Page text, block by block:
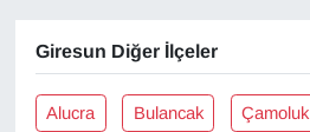
Giresun Diğer İlçeler
Alucra Bulancak Çamoluk